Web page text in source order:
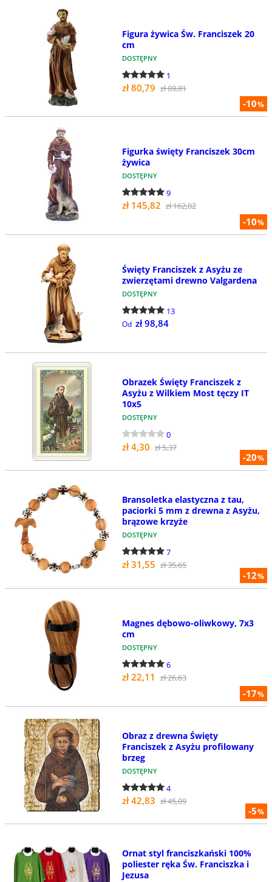
-10%
Figura żywica Św. Franciszek 20
cm
DOSTĘPNY
1
zł 80,79 zł 89,81
-10%
Figurka święty Franciszek 30cm
żywica
DOSTĘPNY
9
zł 145,82 zł 162,02
Święty Franciszek z Asyżu ze
zwierzętami drewno Valgardena
DOSTĘPNY
13
Od zł 98,84
-20%
Obrazek Święty Franciszek z
Asyżu z Wilkiem Most tęczy IT
10x5
DOSTĘPNY
0
zł 4,30 zł 5,37
-12%
Bransoletka elastyczna z tau,
paciorki 5 mm z drewna z Asyżu,
brązowe krzyże
DOSTĘPNY
7
zł 31,55 zł 35,65
-17%
Magnes dębowo-oliwkowy, 7x3
cm
DOSTĘPNY
6
zł 22,11 zł 26,63
-5%
Obraz z drewna Święty
Franciszek z Asyżu profilowany
brzeg
DOSTĘPNY
4
zł 42,83 zł 45,09
Ornat styl franciszkański 100%
poliester ręka Św. Franciszka i
Jezusa